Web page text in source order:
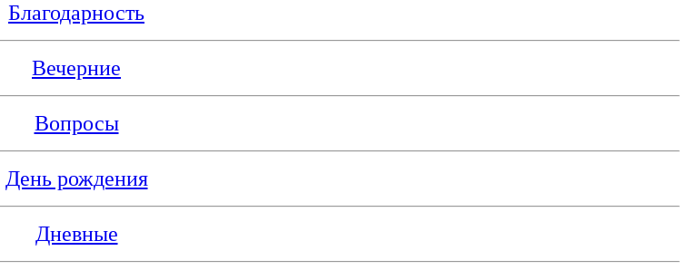
Благодарность
Вечерние
Вопросы
День рождения
Дневные